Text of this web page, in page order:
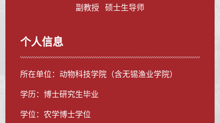
副教授 硕士生导师
个人信息
所在单位：动物科技学院（含无锡渔业学院）
学历：博士研究生毕业
学位：农学博士学位